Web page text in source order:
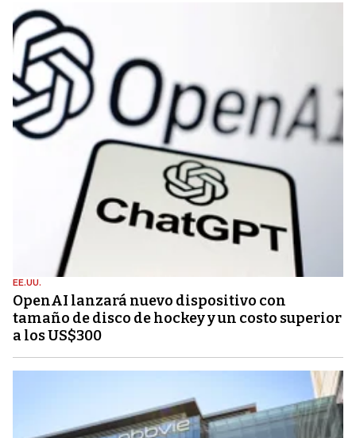
EE.UU.
OpenAI lanzará nuevo dispositivo con
tamaño de disco de hockey y un costo superior
a los US$300